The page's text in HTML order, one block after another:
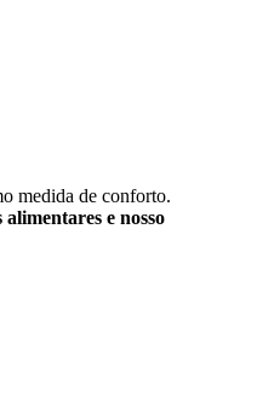
medida de conforto.
e nosso